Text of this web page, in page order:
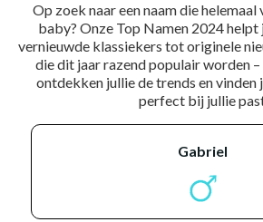
Op zoek naar een naam die helemaal
baby? Onze Top Namen 2024 helpt
vernieuwde klassiekers tot originele
die dit jaar razend populair worden
ontdekken jullie de trends en vinden
perfect bij jullie
gabriel